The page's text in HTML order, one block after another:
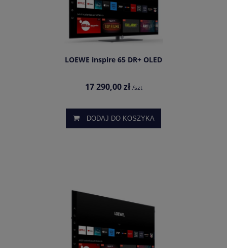
LOEWE inspire 65 DR+ OLED
17 290,00 zł /szt
DODAJ DO KOSZYKA